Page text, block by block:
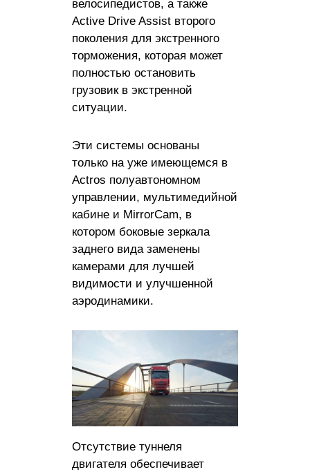
велосипедистов, а также
Active Drive Assist второго
поколения для экстренного
торможения, которая может
полностью остановить
грузовик в экстренной
ситуации.
Эти системы основаны
только на уже имеющемся в
Actros полуавтономном
управлении, мультимедийной
кабине и MirrorCam, в
котором боковые зеркала
заднего вида заменены
камерами для лучшей
видимости и улучшенной
аэродинамики.
Отсутствие туннеля
двигателя обеспечивает